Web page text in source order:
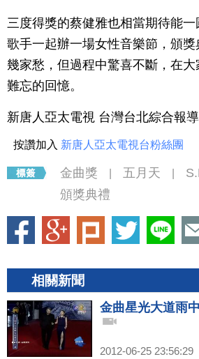
三度得獎的蔡健雅也相當期待能
歌手一起辦一場女性音樂節，頒
幾家愁，但過程中驚喜不斷，在
難忘的回憶。
新唐人亞太電視 台灣台北綜合報導
按讚加入 新唐人亞太電視台粉絲團
金曲獎 五月天
頒獎典禮
相關新聞
金曲星光大道雨
2012-06-25 23:56:29